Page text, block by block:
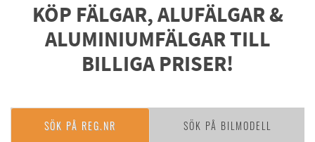
KÖP FÄLGAR, ALUFÄLGAR &
ALUMINIUMFÄLGAR TILL
BILLIGA PRISER!
SÖK PÅ REG.NR SÖK PÅ BILMODELL